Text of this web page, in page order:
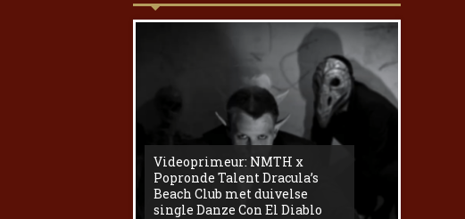
Videoprimeur: NMTH x
Popronde Talent Dracula’s
Beach Club met duivelse
single Danze Con El Diablo